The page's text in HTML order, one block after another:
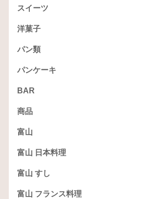
スイーツ
洋菓子
パン類
パンケーキ
BAR
商品
富山
富山 日本料理
富山 すし
富山 フランス料理